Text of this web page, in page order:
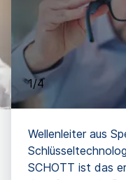
1/4
Wellenleiter aus
SCHOTT ist das